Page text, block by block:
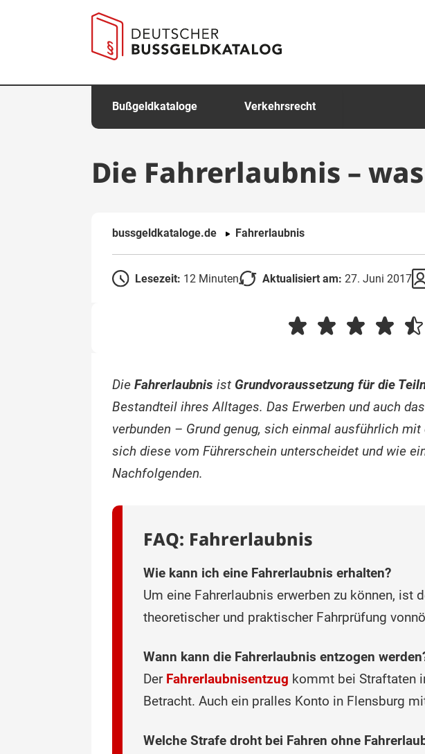
Bußgeldkataloge Verkehrsrecht
Die Fahrerlaubnis –
bussgeldkataloge.de Fahrerlaubnis
Lesezeit: 12 Minuten Aktualisiert am: 27. Juni 2017
Die Fahrerlaubnis ist Grundvoraussetzung für die
Bestandteil ihres Alltages. Das Erwerben und auch
verbunden – Grund genug, sich einmal ausführlich
sich diese vom Führerschein unterscheidet und wie
Nachfolgenden.
FAQ: Fahrerlaubnis
Wie kann ich eine Fahrerlaubnis erhalten?
Um eine Fahrerlaubnis erwerben zu können, ist
theoretischer und praktischer Fahrprüfung
Wann kann die Fahrerlaubnis entzogen
Der Fahrerlaubnisentzug kommt bei Straftaten
Betracht. Auch ein pralles Konto in Flensburg
Welche Strafe droht bei Fahren ohne